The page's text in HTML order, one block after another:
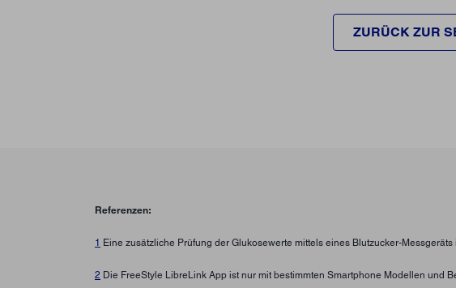
ZURÜCK ZUR
Referenzen:
1 Eine zusätzliche Prüfung der Glukosewerte mittels eines Blutzucker-
2 Die FreeStyle LibreLink App ist nur mit bestimmten Smartphone Modellen und